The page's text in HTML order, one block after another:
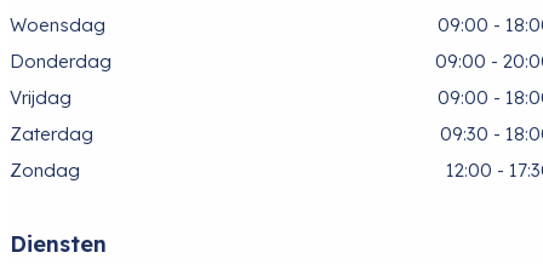
Woensdag
09:00 -
Donderdag
09:00 -
Vrijdag
09:00 -
Zaterdag
09:30 -
Zondag
12:00 -
Diensten